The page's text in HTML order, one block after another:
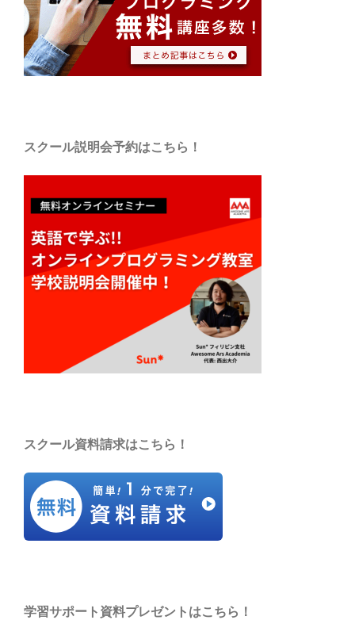
スクール説明会予約はこちら！
スクール資料請求はこちら！
学習サポート資料プレゼントはこちら！